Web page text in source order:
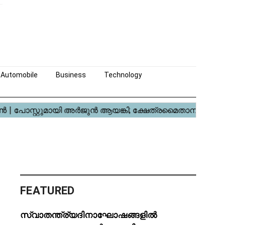
Automobile Business
Technology
FEATURED
സ്വാതന്ത്ര്യദിനാഘോഷങ്ങളിൽ